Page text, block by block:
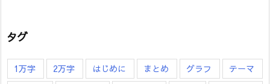
タグ
1万字 2万字 はじめに まとめ グラフ
テーマ